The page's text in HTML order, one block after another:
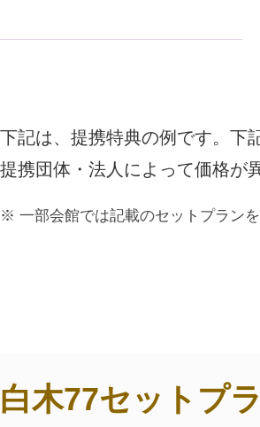
ご利用されたお客様の声
下記は、提携特典の例です。下
提携団体・法人によって価格が
一部会館では記載のセットプラン
白木77セットプ